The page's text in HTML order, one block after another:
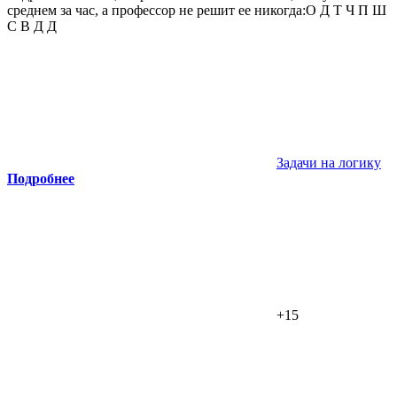
среднем за час, а профессор не решит ее никогда:О Д Т Ч П Ш
С В Д Д
Задачи на логику
Подробнее
+15